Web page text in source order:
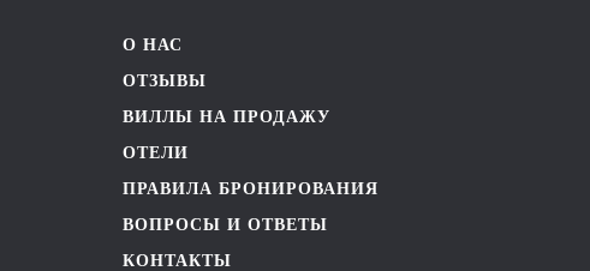
О НАС
ОТЗЫВЫ
ВИЛЛЫ НА ПРОДАЖУ
ОТЕЛИ
ПРАВИЛА БРОНИРОВАНИЯ
ВОПРОСЫ И ОТВЕТЫ
КОНТАКТЫ